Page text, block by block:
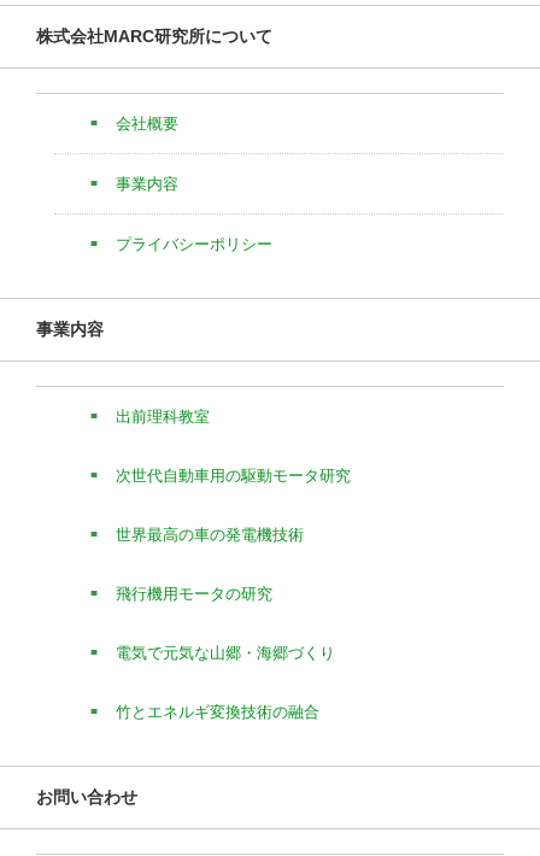
株式会社MARC研究所について
会社概要
事業内容
プライバシーポリシー
事業内容
出前理科教室
次世代自動車用の駆動モータ研究
世界最高の車の発電機技術
飛行機用モータの研究
電気で元気な山郷・海郷づくり
竹とエネルギ変換技術の融合
お問い合わせ